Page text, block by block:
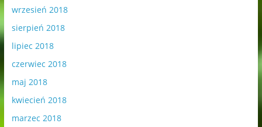
wrzesień 2018
sierpień 2018
lipiec 2018
czerwiec 2018
maj 2018
kwiecień 2018
marzec 2018